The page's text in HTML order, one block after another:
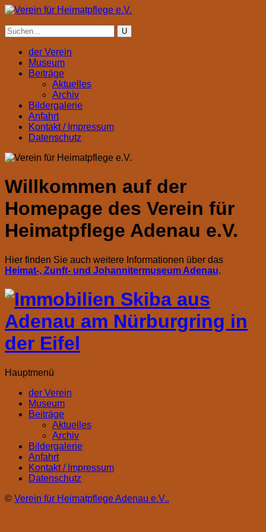
der Verein
Museum
Beiträge
Aktuelles
Archiv
Bildergalerie
Anfahrt
Kontakt / Impressum
Datenschutz
Willkommen auf der
Homepage des Verein für
Heimatpflege Adenau e.V.
Hier finden Sie auch weitere Informationen über das
Heimat-, Zunft- und Johannitermuseum Adenau.
Hauptmenü
der Verein
Museum
Beiträge
Aktuelles
Archiv
Bildergalerie
Anfahrt
Kontakt / Impressum
Datenschutz
© Verein für Heimatpflege Adenau e.V..